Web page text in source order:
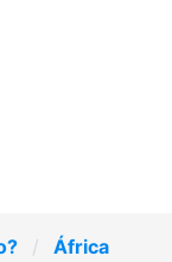
África